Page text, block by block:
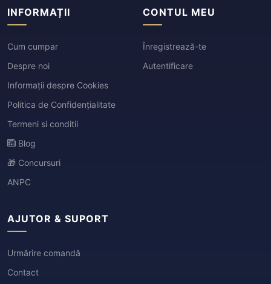
INFORMAȚII
Cum cumpar
Despre noi
Informații despre Cookies
Politica de Confidențialitate
Termeni si conditii
Blog
🎁 Concursuri
ANPC
CONTUL MEU
Înregistrează-te
Autentificare
AJUTOR & SUPORT
Urmărire comandă
Contact